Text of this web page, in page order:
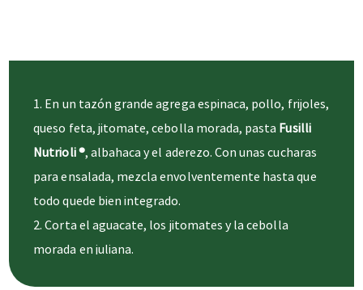
En un tazón grande agrega espinaca, pollo, frijoles,
queso feta, jitomate, cebolla morada, pasta Fusilli
Nutrioli®, albahaca y el aderezo. Con unas cucharas
para ensalada, mezcla envolventemente hasta que
todo quede bien integrado.
Corta el aguacate, los jitomates y la cebolla
morada en juliana.